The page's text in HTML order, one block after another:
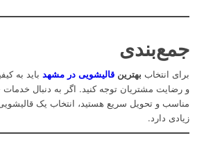
جمع‌بندی
برای انتخاب بهترین قالیشویی در مشهدباید به
و رضایت مشتریان توجه کنید. اگر به دنبال
مناسب و تحویل سریع هستید، انتخاب یک
زیادی دارد.